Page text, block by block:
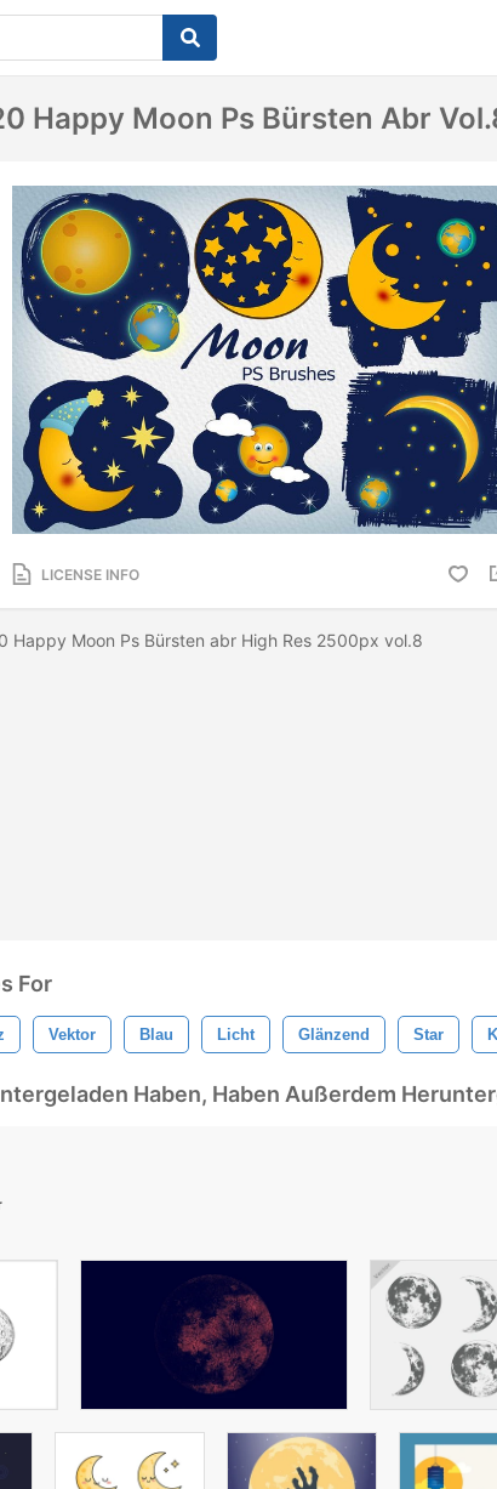
Happy Moon Ps Bürsten Abr
LICENSE INFO
Happy Moon Ps Bürsten abr High Res 2500px vol.8
For
Vektor Blau Licht Glänzend Star
Haben, Haben Außerdem